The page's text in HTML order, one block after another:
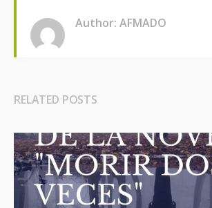
Author: AFMADO
RELATED POSTS